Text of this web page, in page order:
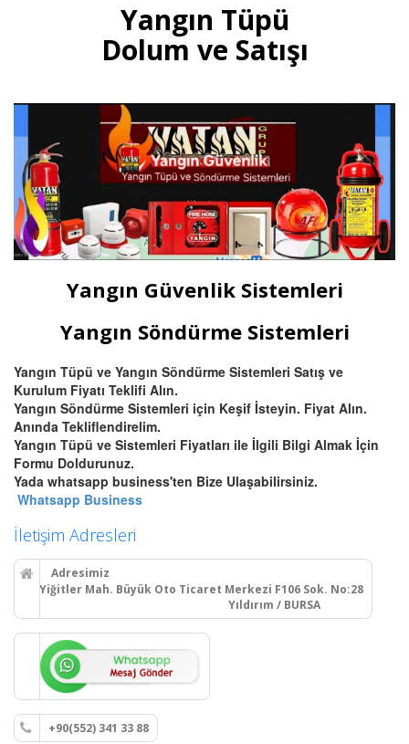
50 kg KKT tozlu, köpüklü, CO2
gazlı yangın tüpleri, otomatik
tavan tipi sprinkli, pano ve
mutfak davlumbaz tüpü satışı
Devamını Oku
Bursa Hassas Yangın ve Duman
Dedektörü Çeşitleri
Bursa duman dedektörü ısı
dedektörü, (pilli duman
multisensörler ve yüksek tavanlı
yangın dedektörü satış ve
montajı.
Bursa Otomatik Gazlı Söndürme
ve Mühendislik Sistemleri
Bursa FM200, Novec 1230
montaj ve tüp dolumu.
Bursa Yangın Dolabı, Hortum
Yangın Tüpü
Dolum ve Satışı
Yangın Güvenlik Sistemleri
Yangın Söndürme Sistemleri
Yangın Tüpü ve Yangın Söndürme Sistemleri Satış ve
Kurulum Fiyatı Teklifi Alın.
Yangın Söndürme Sistemleri için Keşif İsteyin. Fiyat Alın.
Anında Tekliflendirelim.
Yangın Tüpü ve Sistemleri Fiyatları ile İlgili Bilgi Almak İçin
Formu Doldurunuz.
Yada whatsapp business'ten Bize Ulaşabilirsiniz.
Whatsapp Business
İletişim Adresleri
Adresimiz
Yiğitler Mah. Büyük Oto Ticaret Merkezi F106 Sok. No:28
Yıldırım / BURSA
+90(552) 341 33 88